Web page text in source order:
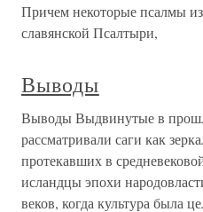
Причем некоторые псалмы
славянской Псалтыри,
Выводы
Выводы Выдвинутые в
рассматривали саги как
протекавших в
исландцы эпохи
веков, когда культура была